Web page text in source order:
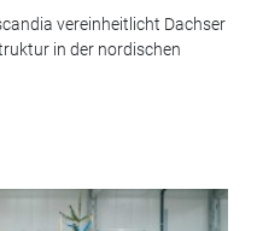
vereinheitlicht Dachser
in der nordischen